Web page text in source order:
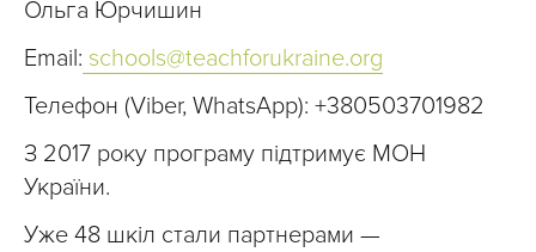
Ольга Юрчишин
Email: schools@teachforukraine.org
Телефон (Viber, WhatsApp): +380503701982
З 2017 року програму підтримує МОН
України.
Уже 48 шкіл стали партнерами —